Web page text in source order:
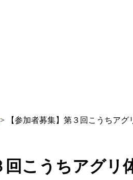
> 【参加者募集】第３回こうちアグ
回こうちアグリ